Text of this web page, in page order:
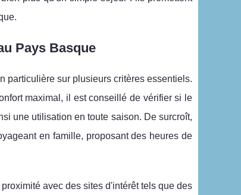
Pays Basque
particulière sur plusieurs critères essentiels.
maximal, il est conseillé de vérifier si le
une utilisation en toute saison. De surcroît,
en famille, proposant des heures de
proximité avec des sites d'intérêt tels que des